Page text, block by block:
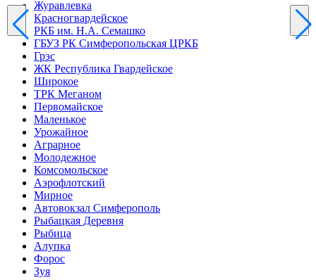
Журавлевка
Красногвардейское
РКБ им. Н.А. Семашко
ГБУЗ РК Симферопольская ЦРКБ
Грэс
ЖК Республика Гвардейское
Широкое
ТРК Меганом
Первомайское
Маленькое
Урожайное
Аграрное
Молодежное
Комсомольское
Аэрофлотский
Мирное
Автовокзал Симферополь
Рыбацкая Деревня
Рыбица
Алупка
Форос
Зуя